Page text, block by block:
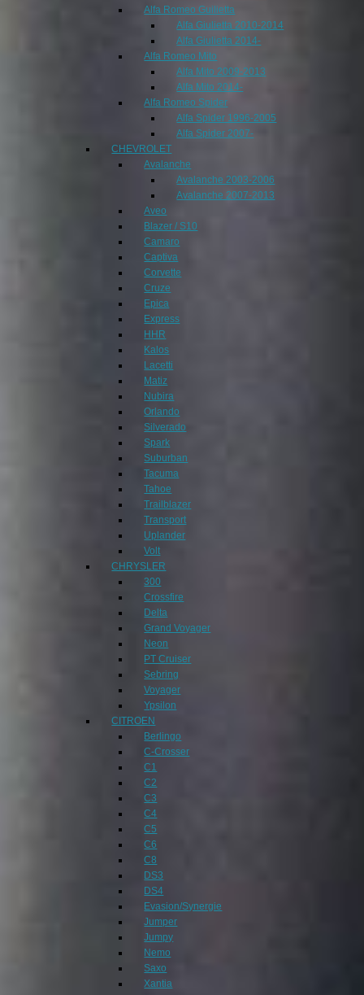
Alfa Romeo Guilietta
Alfa Giulietta 2010-2014
Alfa Giulietta 2014-
Alfa Romeo Mito
Alfa Mito 2009-2013
Alfa Mito 2014-
Alfa Romeo Spider
Alfa Spider 1996-2005
Alfa Spider 2007-
CHEVROLET
Avalanche
Avalanche 2003-2006
Avalanche 2007-2013
Aveo
Blazer / S10
Camaro
Captiva
Corvette
Cruze
Epica
Express
HHR
Kalos
Lacetti
Matiz
Nubira
Orlando
Silverado
Spark
Suburban
Tacuma
Tahoe
Trailblazer
Transport
Uplander
Volt
CHRYSLER
300
Crossfire
Delta
Grand Voyager
Neon
PT Cruiser
Sebring
Voyager
Ypsilon
CITROEN
Berlingo
C-Crosser
C1
C2
C3
C4
C5
C6
C8
DS3
DS4
Evasion/Synergie
Jumper
Jumpy
Nemo
Saxo
Xantia